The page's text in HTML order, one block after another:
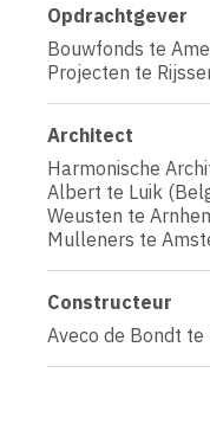
Opdrachtgever
Bouwfonds te
Projecten te
Architect
Harmonische
Albert te Luik
Weusten te
Mulleners te
Constructeur
Aveco de Bondt te